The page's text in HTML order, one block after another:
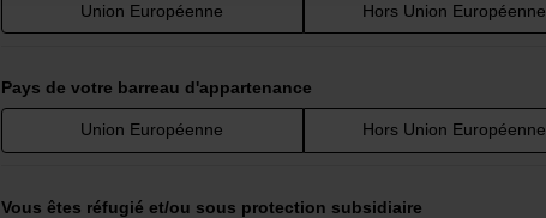
Union Européenne Hors Union Européenne
Pays de votre barreau d'appartenance
Union Européenne Hors Union Européenne
Vous êtes réfugié et/ou sous protection subsidiaire